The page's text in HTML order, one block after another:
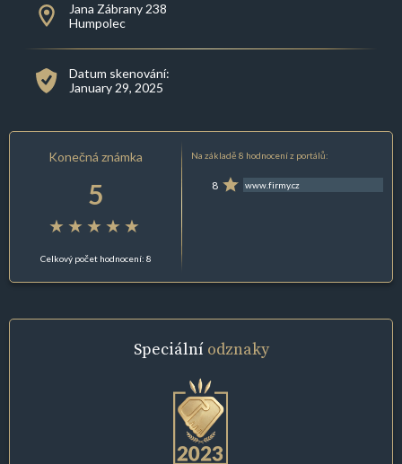
Jana Zábrany 238
Humpolec
Datum skenování:
January 29, 2025
Konečná známka
5
Celkový počet hodnocení: 8
Na základě 8 hodnocení z portálů:
8 www.firmy.cz
Speciální odznaky